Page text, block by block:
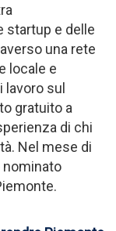
startup e delle
una rete
locale e
lavoro sul
gratuito a
di chi
Nel mese di
nominato